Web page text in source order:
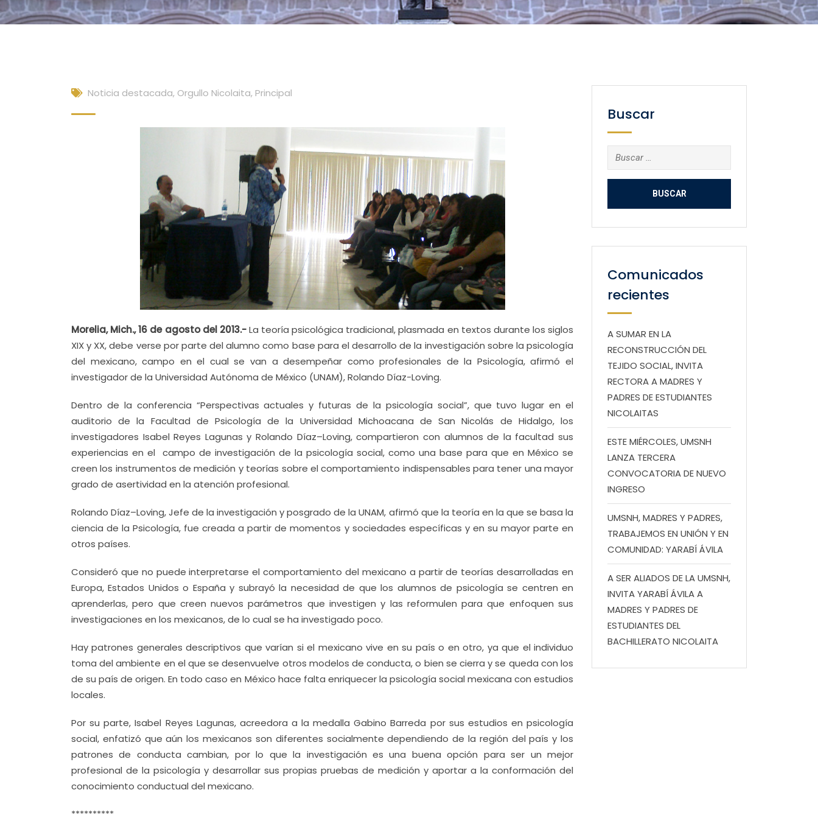
Noticia destacada, Orgullo Nicolaita, Principal
Morelia, Mich., 16 de agosto del 2013.-La teoría psicológica tradicional, plasmada en textos durante los siglos
XIX y XX, debe verse por parte del alumno como base para el desarrollo de la investigación sobre la psicología
del mexicano, campo en el cual se van a desempeñar como profesionales de la Psicología, afirmó el
investigador de la Universidad Autónoma de México (UNAM), Rolando Díaz-Loving.
Dentro de la conferencia “Perspectivas actuales y futuras de la psicología social”, que tuvo lugar en el
auditorio de la Facultad de Psicología de la Universidad Michoacana de San Nicolás de Hidalgo, los
investigadores Isabel Reyes Lagunas y Rolando Díaz–Loving, compartieron con alumnos de la facultad sus
experiencias en el campo de investigación de la psicología social, como una base para que en México se
creen los instrumentos de medición y teorías sobre el comportamiento indispensables para tener una mayor
grado de asertividad en la atención profesional.
Rolando Díaz–Loving, Jefe de la investigación y posgrado de la UNAM, afirmó que la teoría en la que se basa la
ciencia de la Psicología, fue creada a partir de momentos y sociedades específicas y en su mayor parte en
otros países.
Consideró que no puede interpretarse el comportamiento del mexicano a partir de teorías desarrolladas en
Europa, Estados Unidos o España y subrayó la necesidad de que los alumnos de psicología se centren en
aprenderlas, pero que creen nuevos parámetros que investigen y las reformulen para que enfoquen sus
investigaciones en los mexicanos, de lo cual se ha investigado poco.
Hay patrones generales descriptivos que varían si el mexicano vive en su país o en otro, ya que el individuo
toma del ambiente en el que se desenvuelve otros modelos de conducta, o bien se cierra y se queda con los
de su país de origen. En todo caso en México hace falta enriquecer la psicología social mexicana con estudios
locales.
Por su parte, Isabel Reyes Lagunas, acreedora a la medalla Gabino Barreda por sus estudios en psicología
social, enfatizó que aún los mexicanos son diferentes socialmente dependiendo de la región del país y los
patrones de conducta cambian, por lo que la investigación es una buena opción para ser un mejor
profesional de la psicología y desarrollar sus propias pruebas de medición y aportar a la conformación del
conocimiento conductual del mexicano.
**********
Buscar
Buscar:
Comunicados
recientes
A SUMAR EN LA
RECONSTRUCCIÓN DEL
TEJIDO SOCIAL, INVITA
RECTORA A MADRES Y
PADRES DE ESTUDIANTES
NICOLAITAS
ESTE MIÉRCOLES, UMSNH
LANZA TERCERA
CONVOCATORIA DE NUEVO
INGRESO
UMSNH, MADRES Y PADRES,
TRABAJEMOS EN UNIÓN Y EN
COMUNIDAD: YARABÍ ÁVILA
A SER ALIADOS DE LA UMSNH,
INVITA YARABÍ ÁVILA A
MADRES Y PADRES DE
ESTUDIANTES DEL
BACHILLERATO NICOLAITA